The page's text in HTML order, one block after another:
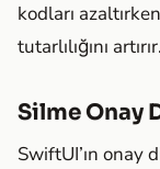
kodları
tutarlılığını artırır.
Silme Onay
SwiftUI’ın onay